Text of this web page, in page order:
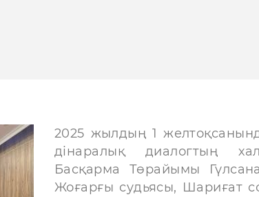
2025 жылдың 1
дінаралық диалогтың
Басқарма Төрайымы
Жоғарғы судьясы, Шариғат